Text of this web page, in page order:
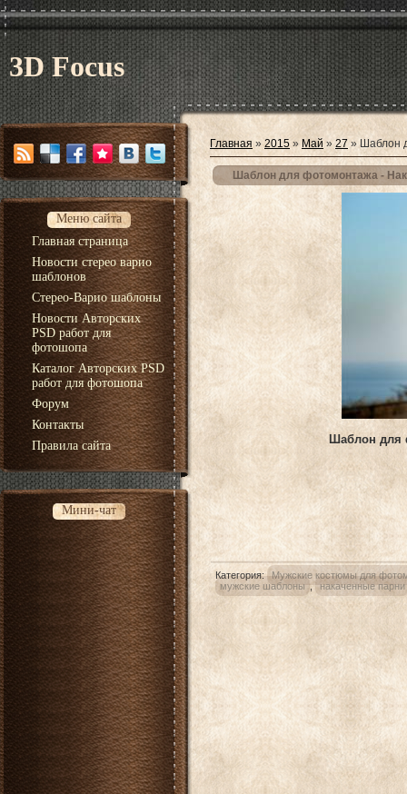
3D Focus
Меню сайта
Главная страница
Новости стерео варио
шаблонов
Стерео-Варио шаблоны
Новости Авторских
PSD работ для
фотошопа
Каталог Авторских PSD
работ для фотошопа
Форум
Контакты
Правила сайта
Мини-чат
Главная » 2015 » Май » 27 » Шаблон
Шаблон для фотомонтажа -
Шаблон для
Категория: Мужские костюмы для
мужские шаблоны , накаченные парни